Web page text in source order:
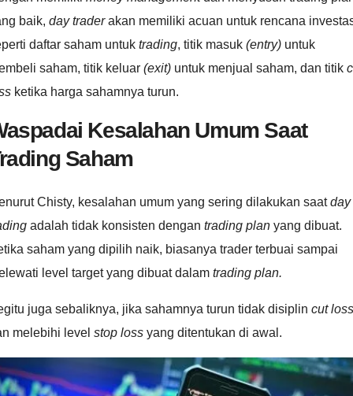
baik, day traderakan memiliki acuan untuk rencana
daftar saham untuk trading, titik masuk (entry) untuk
saham, titik keluar (exit) untuk menjual saham, dan titik
ketika harga sahamnya turun.
Kesalahan Umum Saat
Saham
Chisty, kesalahan umum yang sering dilakukan saatday
adalah tidak konsisten dengan trading plan yang dibuat.
saham yang dipilih naik, biasanya trader terbuai sampai
level target yang dibuat dalam trading plan.
juga sebaliknya, jika sahamnya turun tidak disiplin cut loss
melebihi level stop loss yang ditentukan di awal.